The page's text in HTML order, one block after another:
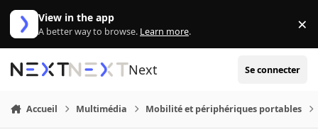
Aller au contenu
View in the app
A better way to browse. Learn more. ×
Next Se connecter
Accueil Multimédia Mobilité et périphériques portables